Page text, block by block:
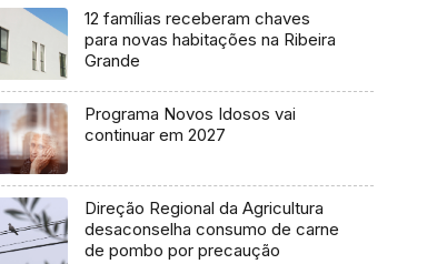
12 famílias receberam chaves
para novas habitações na Ribeira
Grande
Programa Novos Idosos vai
continuar em 2027
Direção Regional da Agricultura
desaconselha consumo de carne
de pombo por precaução